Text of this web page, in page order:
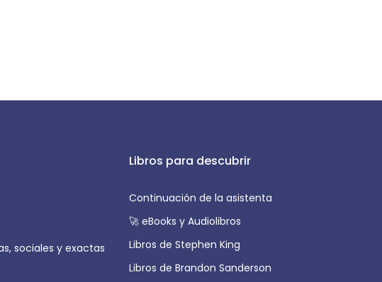
sociales y exactas
Libros para descubrir
Continuación de la asistenta
🚀 eBooks y Audiolibros
Libros de Stephen King
Libros de Brandon Sanderson